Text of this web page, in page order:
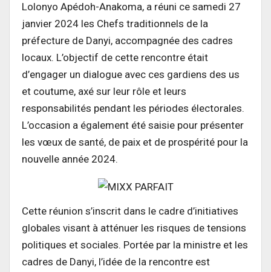
Lolonyo Apédoh-Anakoma, a réuni ce samedi 27
janvier 2024 les Chefs traditionnels de la
préfecture de Danyi, accompagnée des cadres
locaux. L’objectif de cette rencontre était
d’engager un dialogue avec ces gardiens des us
et coutume, axé sur leur rôle et leurs
responsabilités pendant les périodes électorales.
L’occasion a également été saisie pour présenter
les vœux de santé, de paix et de prospérité pour la
nouvelle année 2024.
Cette réunion s’inscrit dans le cadre d’initiatives
globales visant à atténuer les risques de tensions
politiques et sociales. Portée par la ministre et les
cadres de Danyi, l’idée de la rencontre est